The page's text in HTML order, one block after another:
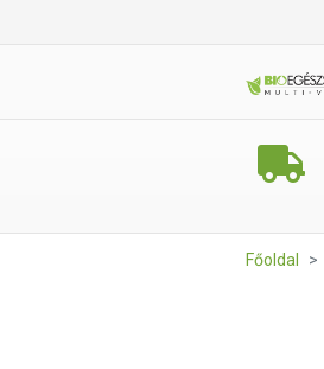
Főoldal